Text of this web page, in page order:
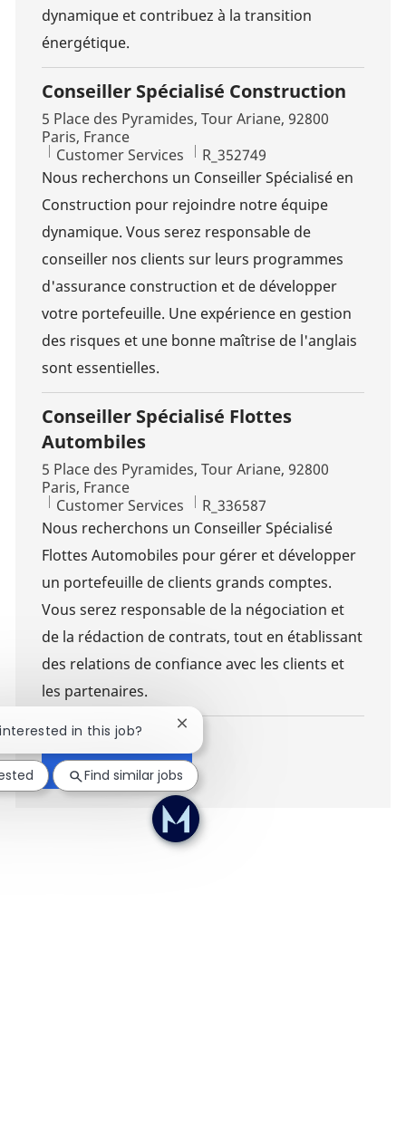
dynamique et contribuez à la transition
énergétique.
Conseiller Spécialisé Construction
Location
5 Place des Pyramides, Tour Ariane, 92800
Paris, France
Category
Customer Services Job Id
R_352749
Nous recherchons un Conseiller Spécialisé en
Construction pour rejoindre notre équipe
dynamique. Vous serez responsable de
conseiller nos clients sur leurs programmes
d'assurance construction et de développer
votre portefeuille. Une expérience en gestion
des risques et une bonne maîtrise de l'anglais
sont essentielles.
Conseiller Spécialisé Flottes
Autombiles
Location
5 Place des Pyramides, Tour Ariane, 92800
Paris, France
Category
Customer Services Job Id
R_336587
Nous recherchons un Conseiller Spécialisé
Flottes Automobiles pour gérer et développer
un portefeuille de clients grands comptes.
Vous serez responsable de la négociation et
de la rédaction de contrats, tout en établissant
des relations de confiance avec les clients et
les partenaires.
Show more
in this job? Close chatbot notification
Find similar jobs